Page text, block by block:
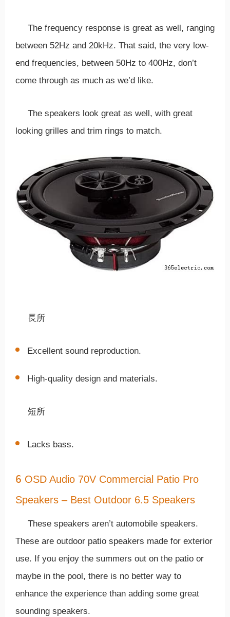
The frequency response is great as well, ranging
between 52Hz and 20kHz. That said, the very low-
end frequencies, between 50Hz to 400Hz, don’t
come through as much as we’d like.
The speakers look great as well, with great
looking grilles and trim rings to match.
長所
Excellent sound reproduction.
High-quality design and materials.
短所
Lacks bass.
6 OSD Audio 70V Commercial Patio Pro
Speakers – Best Outdoor 6.5 Speakers
These speakers aren’t automobile speakers.
These are outdoor patio speakers made for exterior
use. If you enjoy the summers out on the patio or
maybe in the pool, there is no better way to
enhance the experience than adding some great
sounding speakers.